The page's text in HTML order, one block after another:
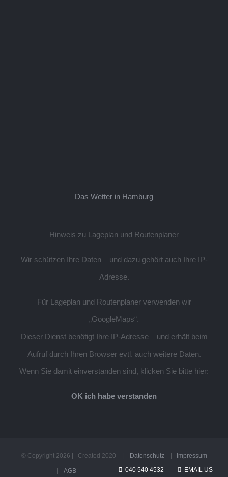
Das Wetter in Hamburg
Hinweis zu Lageplan und Routenplaner
Wir schützen Ihre Daten – und dazu gehört auch Ihre IP-
Adresse.
Für Lageplan und Routenplaner verwenden wir
„GoogleMaps“.
Dieser Dienst benötigt Ihre IP-Adresse – und erhält beim
Aufruf durch Ihren Browser evtl. auch weitere Daten.
Wenn Sie damit einverstanden sind, klicken Sie bitte hier:
OK ich habe verstanden
© Copyright 2026 | Created 2020 | Datenschutz| Impressum
AGB 040 540 4532 EMAIL US